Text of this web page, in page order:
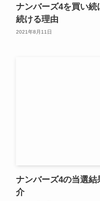
ナンバーズ4を買い
続ける理由
2021年8月11日
ナンバーズ4の当選
介